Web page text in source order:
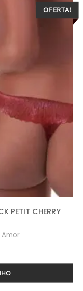
OFERTA!
PETIT CHERRY